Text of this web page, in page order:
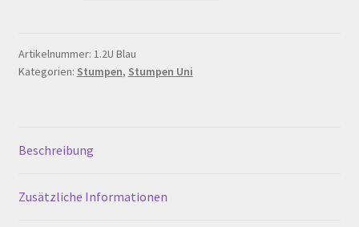
Warenkorb
Widerrufsbelehrung
Zahlungsarten
150
mm,
Artikelnummer: 1.2U Blau
Kategorien: Stumpen, Stumpen Uni
Beschreibung
Zusätzliche Informationen